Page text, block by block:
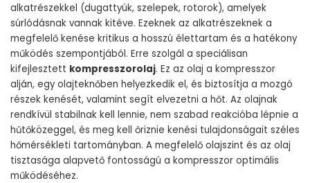
alkatrészekkel (dugattyúk, szelepek, rotorok), amelyek
súrlódásnak vannak kitéve. Ezeknek az alkatrészeknek a
megfelelő kenése kritikus a hosszú élettartam és a hatékony
működés szempontjából. Erre szolgál a speciálisan
kifejlesztett kompresszorolaj. Ez az olaj a kompresszor
alján, egy olajteknőben helyezkedik el, és biztosítja a mozgó
részek kenését, valamint segít elvezetni a hőt. Az olajnak
rendkívül stabilnak kell lennie, nem szabad reakcióba lépnie a
hűtőközeggel, és meg kell őriznie kenési tulajdonságait széles
hőmérsékleti tartományban. A megfelelő olajszint és az olaj
tisztasága alapvető fontosságú a kompresszor optimális
működéséhez.